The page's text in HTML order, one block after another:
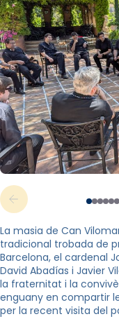
La masia de Can
tradicional trobada de
Barcelona, el cardenal
David Abadías i Javier
la fraternitat i la
enguany en compartir
per la recent visita del